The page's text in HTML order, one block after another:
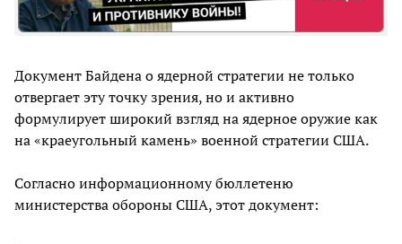
Документ Байдена о ядерной стратегии не только
отвергает эту точку зрения, но и активно
формулирует широкий взгляд на ядерное оружие как
на «краеугольный камень» военной стратегии США.
Согласно информационному бюллетеню
министерства обороны США, этот документ: